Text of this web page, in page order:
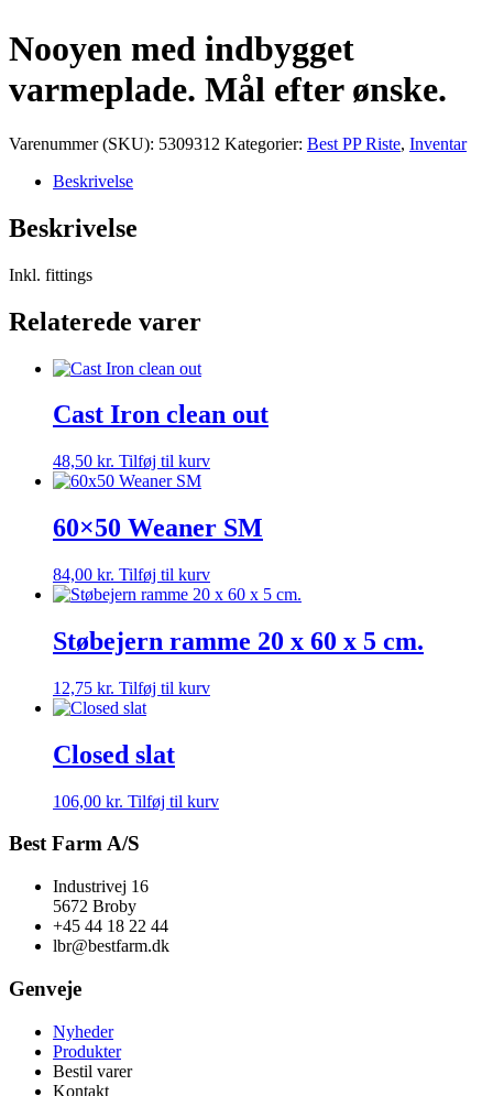
Nooyen med indbygget
varmeplade. Mål efter ønske.
Varenummer (SKU): 5309312 Kategorier: Best PP Riste, Inventar
Beskrivelse
Beskrivelse
Inkl. fittings
Relaterede varer
Cast Iron clean out
48,50 kr. Tilføj til kurv
60×50 Weaner SM
84,00 kr. Tilføj til kurv
Støbejern ramme 20 x 60 x 5 cm.
12,75 kr. Tilføj til kurv
Closed slat
106,00 kr. Tilføj til kurv
Best Farm A/S
Industrivej 16
5672 Broby
+45 44 18 22 44
lbr@bestfarm.dk
Genveje
Nyheder
Produkter
Bestil varer
Kontakt